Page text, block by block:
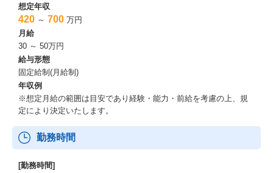
想定年収
420 ～ 700 万円
月給
30 ～ 50万円
給与形態
固定給制(月給制)
年収例
※想定月給の範囲は目安であり経験・能力・前給を考慮の上、規
定により決定いたします。
勤務時間
[勤務時間]